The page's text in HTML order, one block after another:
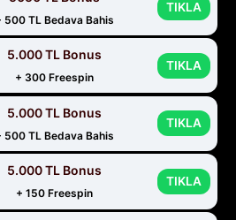
500 TL Bedava Bahis
TIKLA
5.000 TL Bonus
+ 300 Freespin
TIKLA
5.000 TL Bonus
500 TL Bedava Bahis
TIKLA
5.000 TL Bonus
+ 150 Freespin
TIKLA